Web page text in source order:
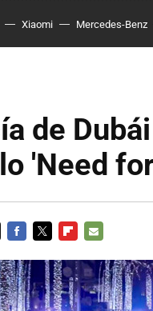
Xiaomi Mercedes-Benz
de
'Need
MAIL